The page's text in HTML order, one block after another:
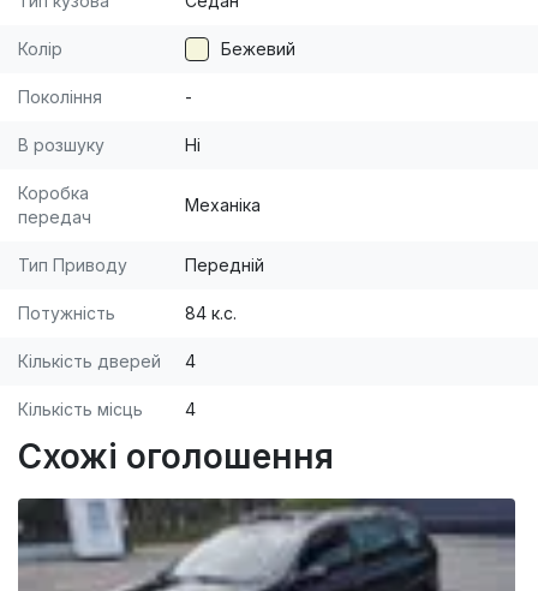
Колір Бежевий
Покоління -
В розшуку Ні
Коробка
передач
Механіка
Тип Приводу Передній
Потужність 84 к.с.
Кількість дверей 4
Кількість місць 4
Схожі оголошення